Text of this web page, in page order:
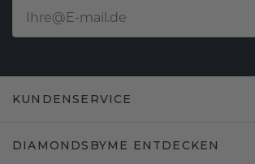
KUNDENSERVICE
DIAMONDSBYME ENTDECKEN